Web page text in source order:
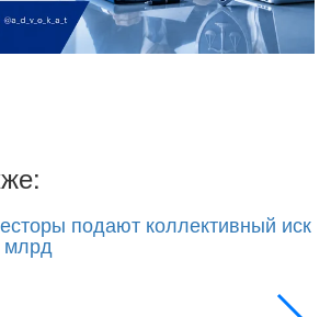
подают коллективный иск
млрд